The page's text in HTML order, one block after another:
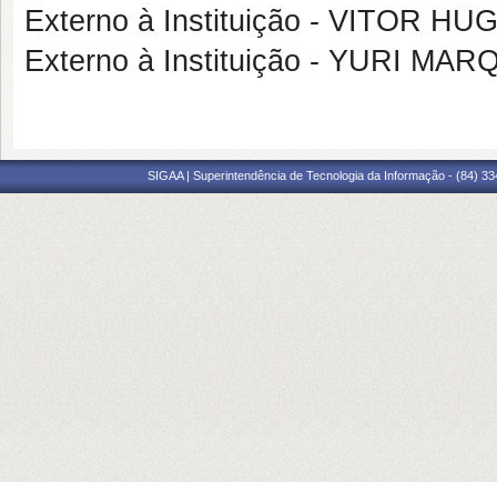
Externo à Instituição - VITOR
Externo à Instituição - YURI
SIGAA | Superintendência de Tecnologia da Informação - (84)